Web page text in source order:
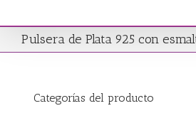
Pulsera de Plata 925 con
Categorías del producto